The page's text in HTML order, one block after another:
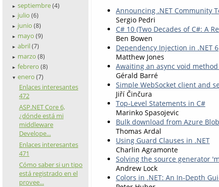
► septiembre (4)
► julio (6)
► junio (8)
► mayo (9)
► abril (7)
► marzo (8)
► febrero (8)
▼ enero (7)
Enlaces interesantes
472
ASP.NET Core 6,
¿dónde está mi
middleware
Develope...
Enlaces interesantes
471
Cómo saber si un tipo
está registrado en el
provee...
Announcing .NET Community
Sergio Pedri
C# 10 (Two Decades of C#: A
Ben Bowen
Dependency Injection in .NET 6
Matthew Jones
Awaiting an async void method
Gérald Barré
Simple WebSocket client and
Jiří Činčura
Top-Level Statements in C#
Marinko Spasojevic
Bulk download from Azure
Thomas Ardal
Using Guard Clauses in .NET
Charlin Agramonte
Solving the source generator
Andrew Lock
Colors in .NET: An In-Depth